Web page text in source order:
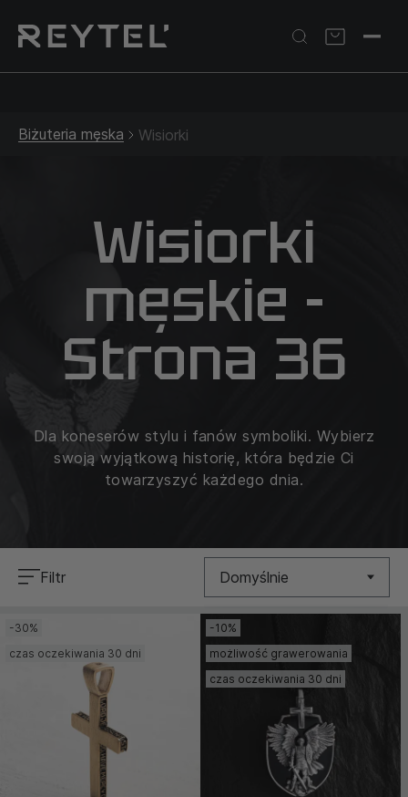
Biżuteria męska Wisiorki
Wisiorki
męskie -
Strona 36
Dla koneserów stylu i fanów symboliki. Wybierz
swoją wyjątkową historię, która będzie Ci
towarzyszyć każdego dnia.
Filtr Domyślnie
Nowość
Cena (Niska >
Wysoka)
Cena (Wysoka >
Niska)
Złota biżuteria: –30% | Do 31.08
-30%
czas oczekiwania 30 dni
-10%
możliwość grawerowania
czas oczekiwania 30 dni